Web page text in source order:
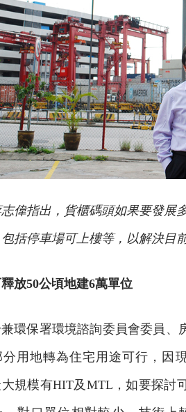
偉指出，貨櫃碼頭如果要發展
括停車場可上樓等，以解決目
50公頃地建6萬單位
保署環境諮詢委員會委員、
分用地轉為住宅用途可行，因
規模有HIT及MTL，如要探討